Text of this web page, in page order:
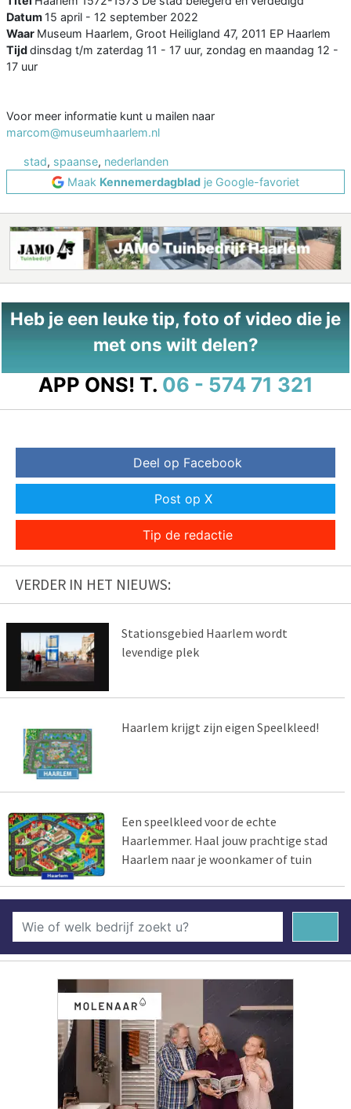
Datum 15 april - 12 september 2022
Waar Museum Haarlem, Groot Heiligland 47, 2011 EP Haarlem
Tijddinsdag t/m zaterdag 11 - 17 uur, zondag en maandag 12 -
17 uur
Voor meer informatie kunt u mailen naar
marcom@museumhaarlem.nl
stad, spaanse, nederlanden
Maak Kennemerdagblad je Google-favoriet
Heb je een leuke tip, foto of video die je
met ons wilt delen?
APP ONS! T. 06 - 574 71 321
Deel op Facebook
Post op X
Tip de redactie
VERDER IN HET NIEUWS:
Stationsgebied Haarlem wordt
levendige plek
Haarlem krijgt zijn eigen Speelkleed!
Een speelkleed voor de echte
Haarlemmer. Haal jouw prachtige stad
Haarlem naar je woonkamer of tuin